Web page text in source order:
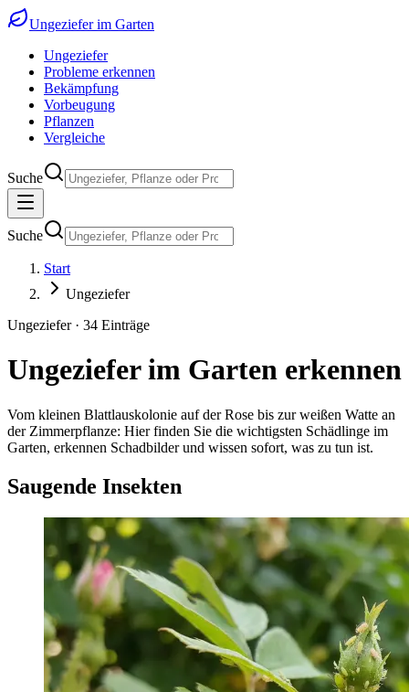
Ungeziefer im Garten
Ungeziefer
Probleme erkennen
Bekämpfung
Vorbeugung
Pflanzen
Vergleiche
Suche
Suche
Start
Ungeziefer
Ungeziefer· 34 Einträge
Ungeziefer im Garten erkennen
Vom kleinen Blattlauskolonie auf der Rose bis zur weißen Watte an
der Zimmerpflanze: Hier finden Sie die wichtigsten Schädlinge im
Garten, erkennen Schadbilder und wissen sofort, was zu tun ist.
Saugende Insekten